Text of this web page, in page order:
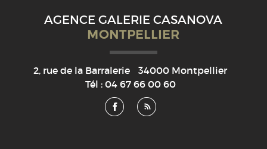
AGENCE GALERIE CASANOVA
MONTPELLIER
2, rue de la Barralerie 34000 Montpellier
Tél : 04 67 66 00 60